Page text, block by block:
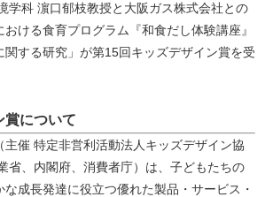
学科 濵口郁枝教授と大阪ガス株式会社との
ける食育プログラム『和食だし体験講座』
関する研究」が第15回キッズデザイン賞を受
賞について
主催 特定非営利活動法人キッズデザイン協
省、内閣府、消費者庁）は、子どもたちの
成長発達に役立つ優れた製品・サービス・